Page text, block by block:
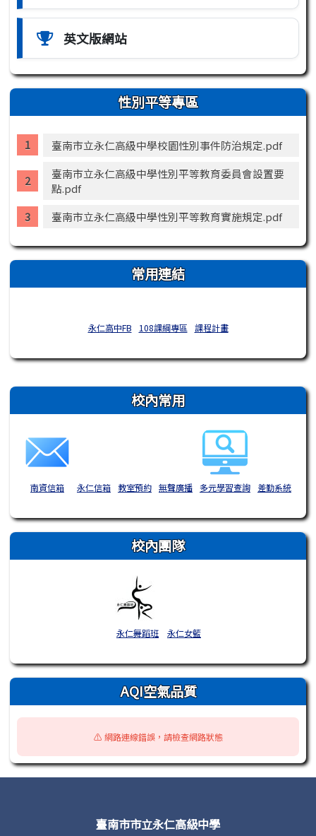
英文版網站
性別平等專區
臺南市立永仁高級中學校園性別事件防治規定.pdf
臺南市立永仁高級中學性別平等教育委員會設置要
點.pdf
臺南市立永仁高級中學性別平等教育實施規定.pdf
常用連結
永仁高中FB 108課綱專區 課程計畫
右邊區域內容 校內常用
南資信箱 永仁信箱 教室預約 無聲廣播 多元學習查詢 差勤系統
校內團隊
永仁舞蹈班 永仁女籃
AQI空氣品質
⚠️ 網路連線錯誤，請檢查網路狀態
臺南市市立永仁高級中學